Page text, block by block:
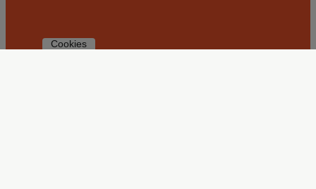
Cookies